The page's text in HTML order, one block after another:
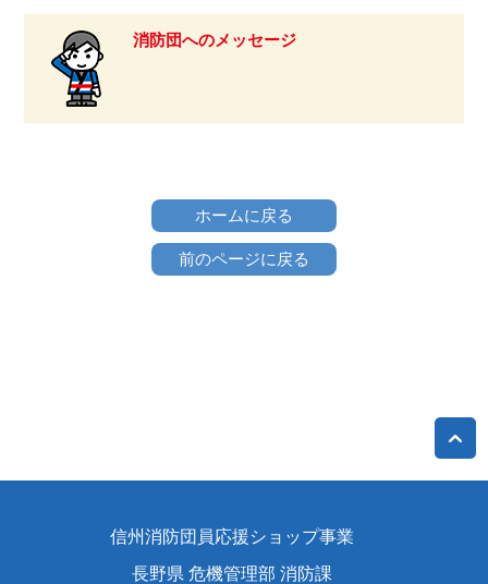
消防団へのメッセージ
ホームに戻る
前のページに戻る
信州消防団員応援ショップ事業
長野県 危機管理部 消防課